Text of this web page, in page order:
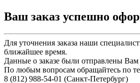
Ваш заказ успешно
Для уточнения заказа наши
ближайшее время.
Данные о заказе были отправлены Вам
По любым вопросам обращайтесь по
8 (812) 988-54-01 (Санкт-Петербург)